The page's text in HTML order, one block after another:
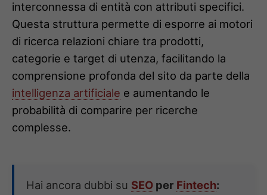
interconnessa di entità con attributi specifici.
Questa struttura permette di esporre ai motori
di ricerca relazioni chiare tra prodotti,
categorie e target di utenza, facilitando la
comprensione profonda del sito da parte della
intelligenza artificiale e aumentando le
probabilità di comparire per ricerche
complesse.
Hai ancora dubbi su SEO per Fintech: